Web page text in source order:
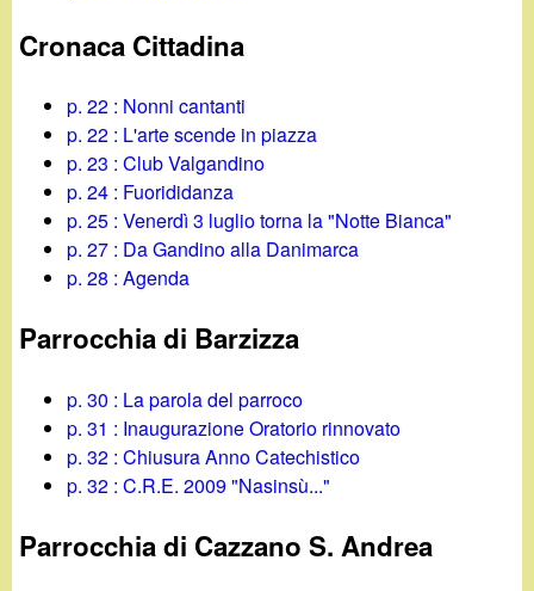
Cronaca Cittadina
p. 22 : Nonni cantanti
p. 22 : L'arte scende in piazza
p. 23 : Club Valgandino
p. 24 : Fuorididanza
p. 25 : Venerdì 3 luglio torna la "Notte Bianca"
p. 27 : Da Gandino alla Danimarca
p. 28 : Agenda
Parrocchia di Barzizza
p. 30 : La parola del parroco
p. 31 : Inaugurazione Oratorio rinnovato
p. 32 : Chiusura Anno Catechistico
p. 32 : C.R.E. 2009 "Nasinsù..."
Parrocchia di Cazzano S. Andrea